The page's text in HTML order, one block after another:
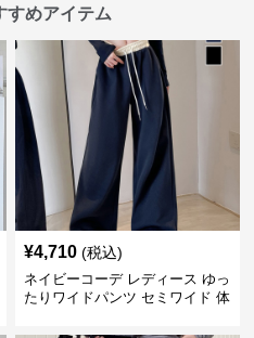
すめアイテム
¥4,710 (税込)
ネイビーコーデ レディース ゆっ
たりワイドパンツ セミワイド 体